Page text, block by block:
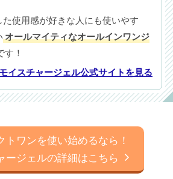
た使用感が好きな人にも使いやす
オールマイティなオールインワンジ
す！
モイスチャージェル公式サイトを見る
トワンを使い始めるなら！
ージェルの詳細はこちら